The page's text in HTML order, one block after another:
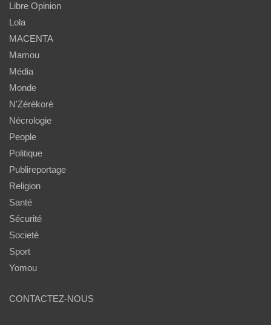
Libre Opinion
Lola
MACENTA
Mamou
Média
Monde
N'Zérékoré
Nécrologie
People
Politique
Publireportage
Religion
Santé
Sécurité
Societé
Sport
Yomou
CONTACTEZ-NOUS